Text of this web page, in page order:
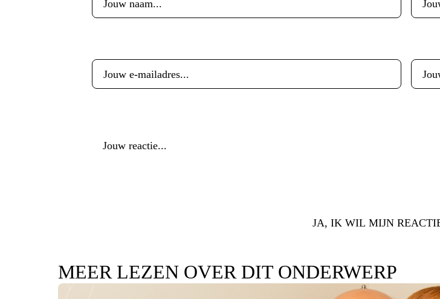
JA, IK WIL MIJN
MEER LEZEN OVER DIT ONDERWERP